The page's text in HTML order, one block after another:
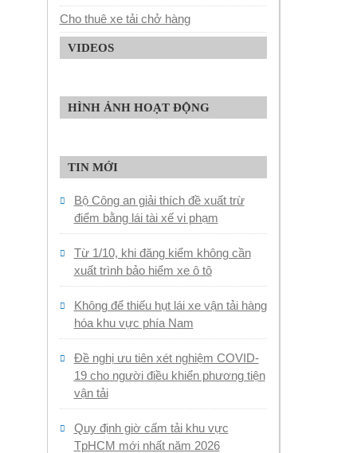
Cho thuê xe tải chở hàng
VIDEOS
HÌNH ẢNH HOẠT ĐỘNG
TIN MỚI
Bộ Công an giải thích đề xuất trừ
điểm bằng lái tài xế vi phạm
Từ 1/10, khi đăng kiểm không cần
xuất trình bảo hiểm xe ô tô
Không để thiếu hụt lái xe vận tải hàng
hóa khu vực phía Nam
Đề nghị ưu tiên xét nghiệm COVID-
19 cho người điều khiển phương tiện
vận tải
Quy định giờ cấm tải khu vực
TpHCM mới nhất năm 2026